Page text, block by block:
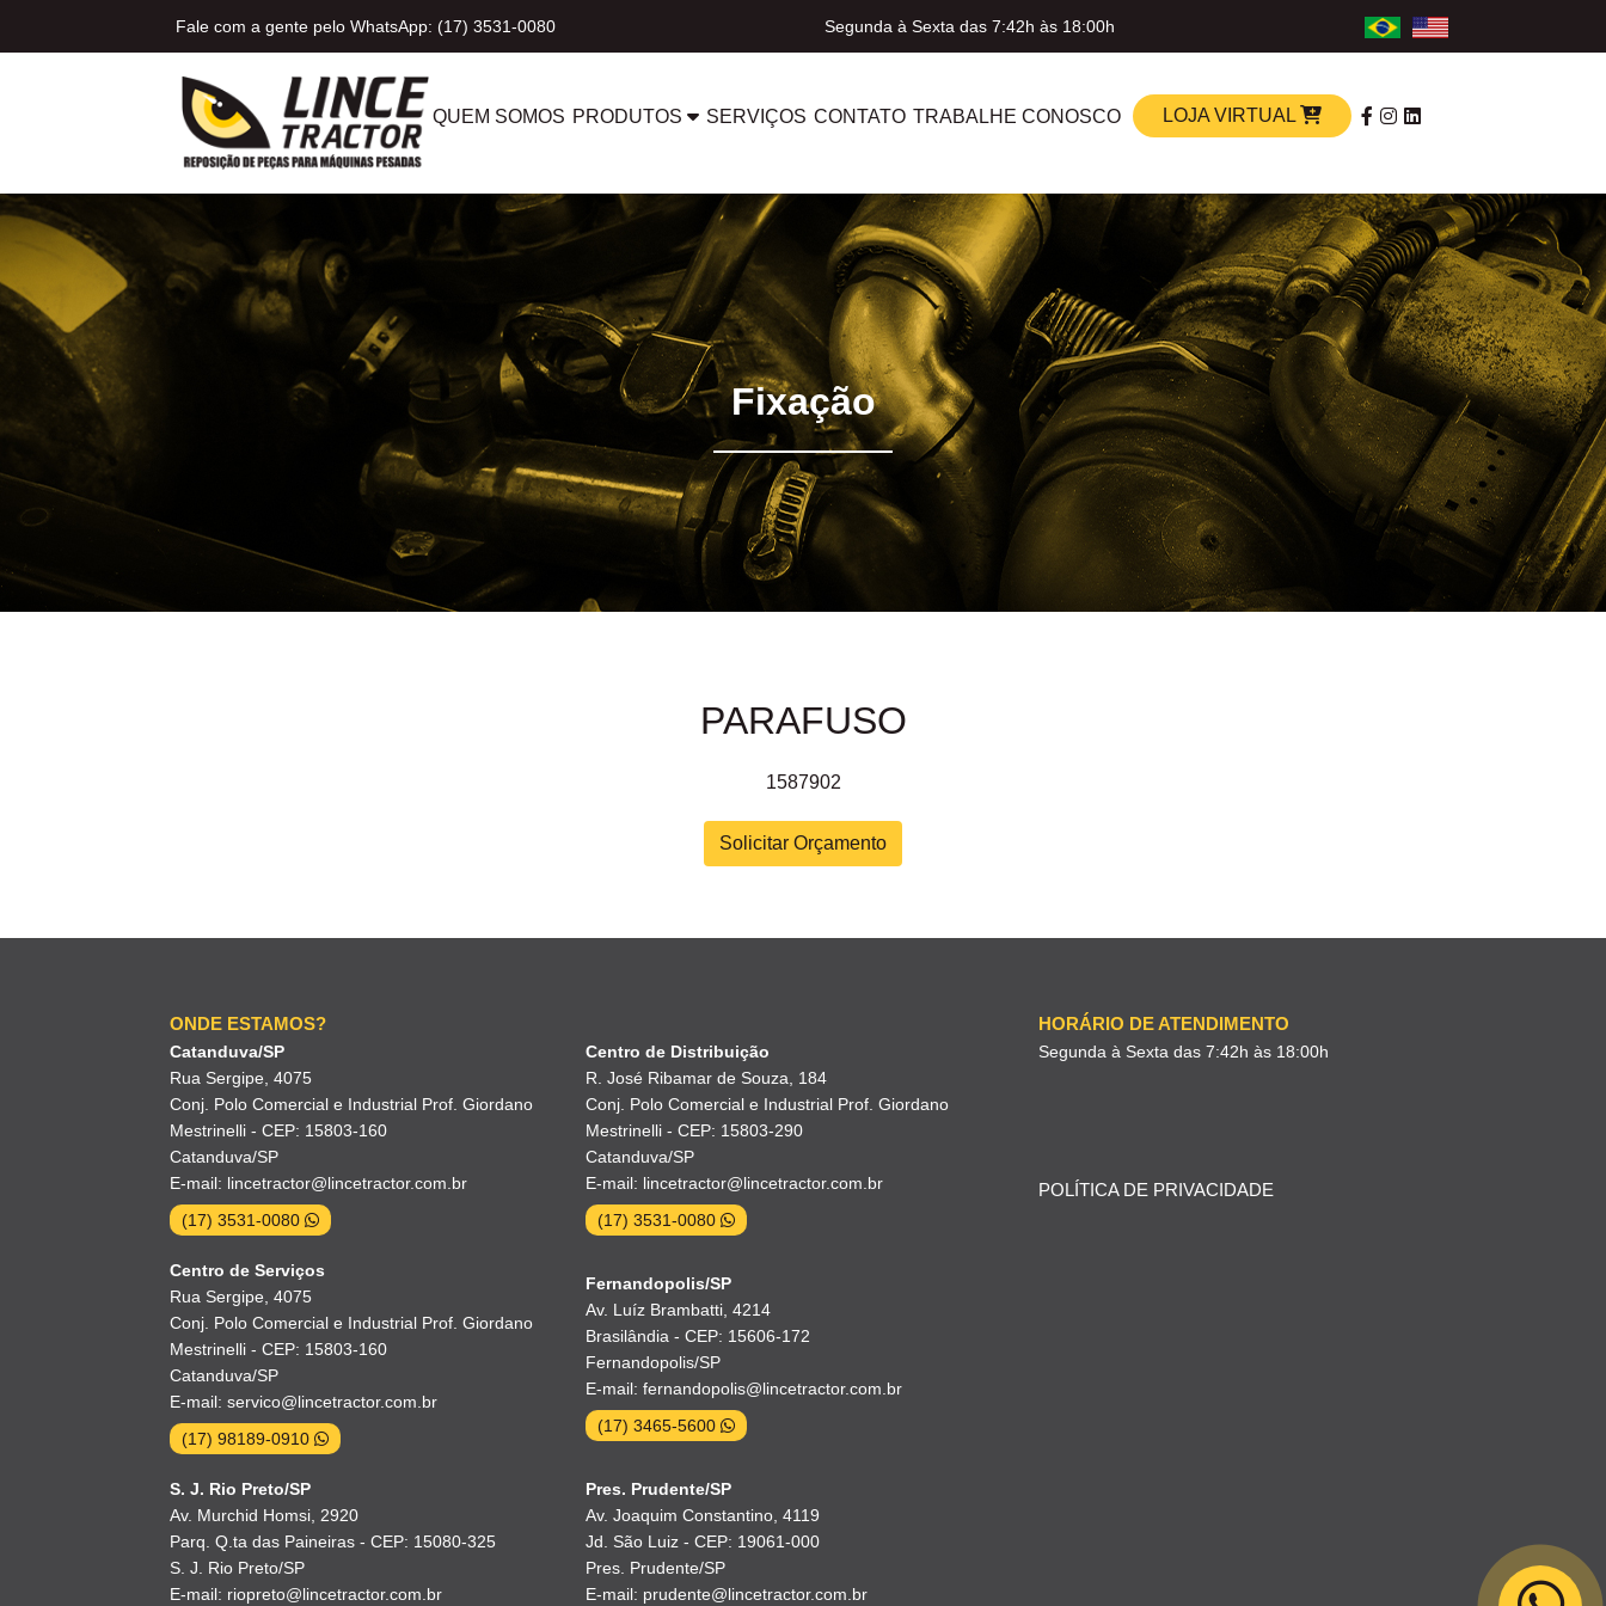
Fale com a gente pelo WhatsApp: (17) 3531-0080 Segunda à Sexta das 7:42h às 18:00h
QUEM SOMOS PRODUTOS SERVIÇOS CONTATO TRABALHE CONOSCO LOJA VIRTUAL
Fixação
PARAFUSO
1587902
Solicitar Orçamento
ONDE ESTAMOS?
Catanduva/SP
Rua Sergipe, 4075
Conj. Polo Comercial e Industrial Prof. Giordano
Mestrinelli - CEP: 15803-160
Catanduva/SP
E-mail: lincetractor@lincetractor.com.br
(17) 3531-0080
Centro de Distribuição
R. José Ribamar de Souza, 184
Conj. Polo Comercial e Industrial Prof. Giordano
Mestrinelli - CEP: 15803-290
Catanduva/SP
E-mail: lincetractor@lincetractor.com.br
(17) 3531-0080
Centro de Serviços
Rua Sergipe, 4075
Conj. Polo Comercial e Industrial Prof. Giordano
Mestrinelli - CEP: 15803-160
Catanduva/SP
E-mail: servico@lincetractor.com.br
(17) 98189-0910
Fernandopolis/SP
Av. Luíz Brambatti, 4214
Brasilândia - CEP: 15606-172
Fernandopolis/SP
E-mail: fernandopolis@lincetractor.com.br
(17) 3465-5600
S. J. Rio Preto/SP
Av. Murchid Homsi, 2920
Parq. Q.ta das Paineiras - CEP: 15080-325
S. J. Rio Preto/SP
E-mail: riopreto@lincetractor.com.br
Pres. Prudente/SP
Av. Joaquim Constantino, 4119
Jd. São Luiz - CEP: 19061-000
Pres. Prudente/SP
E-mail: prudente@lincetractor.com.br
HORÁRIO DE ATENDIMENTO
Segunda à Sexta das 7:42h às 18:00h
POLÍTICA DE PRIVACIDADE